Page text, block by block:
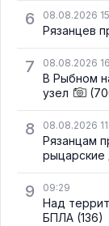
6 08.08.2026
Рязанцев
7 08.08.2026
В Рыбном
узел
8 08.08.2026
Рязанцам
рыцарские
9 09:29
Над
БПЛА (136)